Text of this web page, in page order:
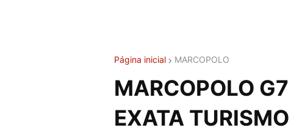
Página inicial MARCOPOLO
MARCOPOLO
EXATA TURISMO